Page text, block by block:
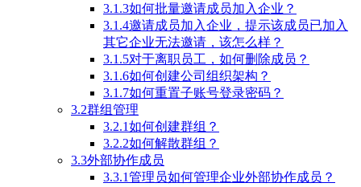
3.1.3如何批量邀请成员加入企业？
3.1.4邀请成员加入企业，提示该成员已加入
其它企业无法邀请，该怎么样？
3.1.5对于离职员工，如何删除成员？
3.1.6如何创建公司组织架构？
3.1.7如何重置子账号登录密码？
3.2群组管理
3.2.1如何创建群组？
3.2.2如何解散群组？
3.3外部协作成员
3.3.1管理员如何管理企业外部协作成员？